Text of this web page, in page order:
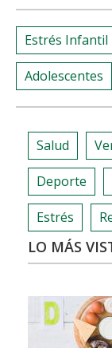
shareshare
Estrés Infantil
Adolescentes
Salud
Deporte
Estrés
LO MÁS